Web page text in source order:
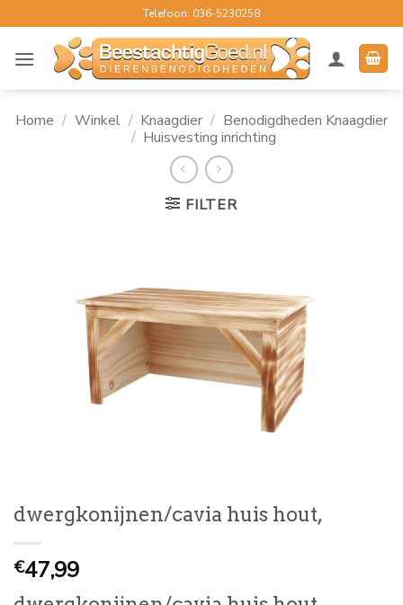
naar
inhoud
Telefoon: 036-5230258
Home / Winkel / Knaagdier / Benodigdheden Knaagdier
/ Huisvesting inrichting
FILTER
dwergkonijnen/cavia huis hout,
€47,99